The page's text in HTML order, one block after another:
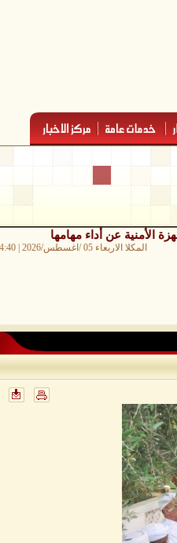
عن أداء مهامها
المكلا الاربعاء 05 /اغسطس/2026 | 04:40